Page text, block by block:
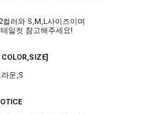
컬러와 S,M,L사이즈이며
일컷 참고해주세요!
라운,S